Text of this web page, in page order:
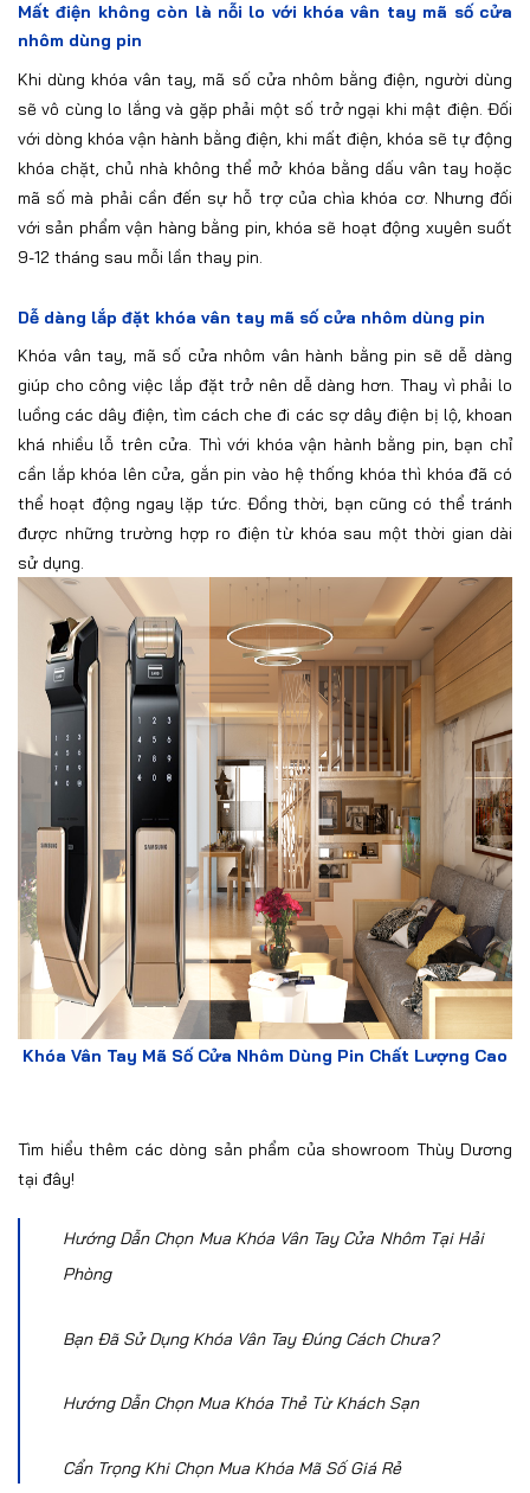
Mất điện không còn là nỗi lo với khóa vân tay mã số cửa
nhôm dùng pin
Khi dùng khóa vân tay, mã số cửa nhôm bằng điện, người dùng
sẽ vô cùng lo lắng và gặp phải một số trở ngại khi mật điện. Đối
với dòng khóa vận hành bằng điện, khi mất điện, khóa sẽ tự động
khóa chặt, chủ nhà không thể mở khóa bằng dấu vân tay hoặc
mã số mà phải cần đến sự hỗ trợ của chìa khóa cơ. Nhưng đối
với sản phẩm vận hàng bằng pin, khóa sẽ hoạt động xuyên suốt
9-12 tháng sau mỗi lần thay pin.
Dễ dàng lắp đặt khóa vân tay mã số cửa nhôm dùng pin
Khóa vân tay, mã số cửa nhôm vân hành bằng pin sẽ dễ dàng
giúp cho công việc lắp đặt trở nên dễ dàng hơn. Thay vì phải lo
luồng các dây điện, tìm cách che đi các sợ dây điện bị lộ, khoan
khá nhiều lỗ trên cửa. Thì với khóa vận hành bằng pin, bạn chỉ
cần lắp khóa lên cửa, gắn pin vào hệ thống khóa thì khóa đã có
thể hoạt động ngay lặp tức. Đồng thời, bạn cũng có thể tránh
được những trường hợp ro điện từ khóa sau một thời gian dài
sử dụng.
Khóa Vân Tay Mã Số Cửa Nhôm Dùng Pin Chất Lượng Cao
Tìm hiểu thêm các dòng sản phẩm của showroom Thùy Dương
tại đây!
Hướng Dẫn Chọn Mua Khóa Vân Tay Cửa Nhôm Tại Hải
Phòng
Bạn Đã Sử Dụng Khóa Vân Tay Đúng Cách Chưa?
Hướng Dẫn Chọn Mua Khóa Thẻ Từ Khách Sạn
Cẩn Trọng Khi Chọn Mua Khóa Mã Số Giá Rẻ